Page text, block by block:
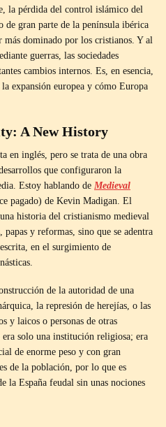
la pérdida del control islámico del
gran parte de la península ibérica
más dominado por los cristianos. Y al
guerras, las sociedades
cambios internos. Es, en esencia,
expansión europea y cómo Europa
A New History
en inglés, pero se trata de una obra
que configuraron la
Estoy hablando de Medieval
pagado) de Kevin Madigan. El
historia del cristianismo medieval
y reformas, sino que se adentra
en el surgimiento de
de la autoridad de una
la represión de herejías, o las
y laicos o personas de otras
solo una institución religiosa; era
de enorme peso y con gran
de la población, por lo que es
la España feudal sin unas nociones